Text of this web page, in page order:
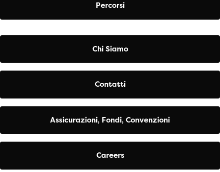
Percorsi
Chi Siamo
Contatti
Assicurazioni, Fondi, Convenzioni
Careers